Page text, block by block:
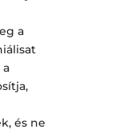
a
és ne